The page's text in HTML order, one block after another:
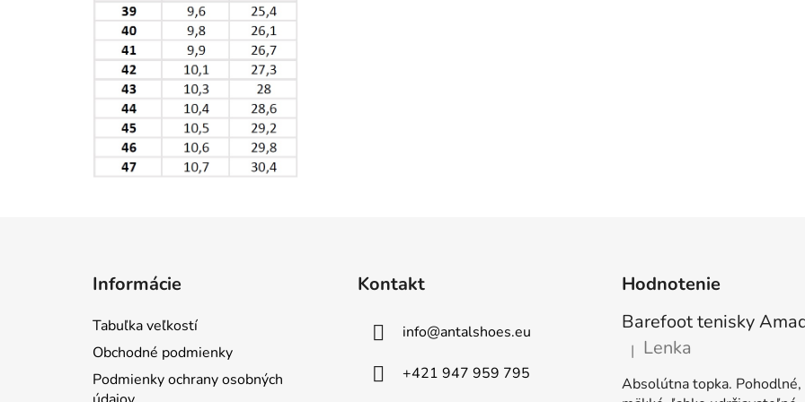
Informácie
Tabuľka veľkostí
Obchodné podmienky
Podmienky ochrany osobných
Kontakt
info@antalshoes.eu
+421 947 959 795
Hodnotenie
Hodnotenie produktu je 5 z
| Lenka
Absolútna topka. Pohodlné,